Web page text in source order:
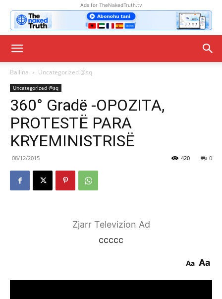
Ads for TheNakedTruth.tv
Ballina Uncategorized @sq
Uncategorized @sq
360° Gradë -OPOZITA,
PROTESTË PARA
KRYEMINISTRISË
08/12/2015 0
420
Zjarr Televizion Ad
ccccc
Aa Aa